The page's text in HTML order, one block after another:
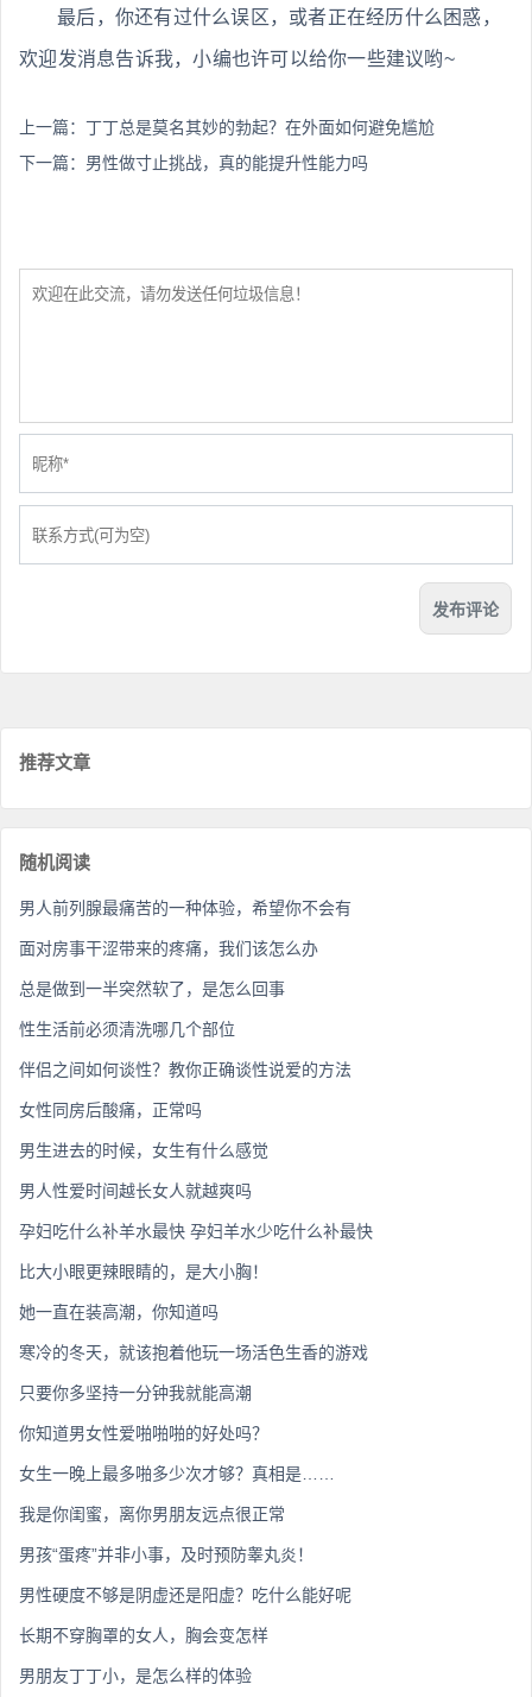
最后，你还有过什么误区，或者正在经历什么困惑，
欢迎发消息告诉我，小编也许可以给你一些建议哟~
上一篇： 丁丁总是莫名其妙的勃起？在外面如何避免尴尬
下一篇： 男性做寸止挑战，真的能提升性能力吗
推荐文章
随机阅读
男人前列腺最痛苦的一种体验，希望你不会有
面对房事干涩带来的疼痛，我们该怎么办
总是做到一半突然软了，是怎么回事
性生活前必须清洗哪几个部位
伴侣之间如何谈性？教你正确谈性说爱的方法
女性同房后酸痛，正常吗
男生进去的时候，女生有什么感觉
男人性爱时间越长女人就越爽吗
孕妇吃什么补羊水最快 孕妇羊水少吃什么补最快
比大小眼更辣眼睛的，是大小胸！
她一直在装高潮，你知道吗
寒冷的冬天，就该抱着他玩一场活色生香的游戏
只要你多坚持一分钟我就能高潮
你知道男女性爱啪啪啪的好处吗？
女生一晚上最多啪多少次才够？真相是……
我是你闺蜜，离你男朋友远点很正常
男孩“蛋疼”并非小事，及时预防睾丸炎！
男性硬度不够是阴虚还是阳虚？吃什么能好呢
长期不穿胸罩的女人，胸会变怎样
男朋友丁丁小，是怎么样的体验